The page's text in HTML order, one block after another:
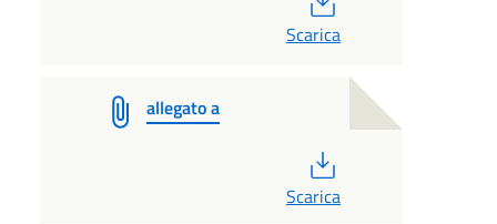
Scarica
allegato a
Scarica